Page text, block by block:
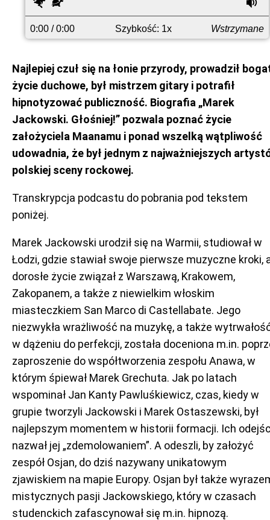
przodu
Szybciej
0:00 / 0:00 Szybkość: 1x Wstrzymane
Najlepiej czuł się na łonie przyrody, prowadził
życie duchowe, był mistrzem gitary i potrafił
hipnotyzować publiczność. Biografia „Marek
Jackowski. Głośniej!” pozwala poznać życie
założyciela Maanamu i ponad wszelką wątpliwość
udowadnia, że był jednym z najważniejszych
polskiej sceny rockowej.
Transkrypcja podcastu do pobrania pod tekstem
poniżej.
Marek Jackowski urodził się na Warmii, studiował w
Łodzi, gdzie stawiał swoje pierwsze muzyczne kroki,
dorosłe życie związał z Warszawą, Krakowem,
Zakopanem, a także z niewielkim włoskim
miasteczkiem San Marco di Castellabate. Jego
niezwykła wrażliwość na muzykę, a także
w dążeniu do perfekcji, została doceniona m.in.
zaproszenie do współtworzenia zespołu Anawa, w
którym śpiewał Marek Grechuta. Jak po latach
wspominał Jan Kanty Pawluśkiewicz, czas, kiedy w
grupie tworzyli Jackowski i Marek Ostaszewski, był
najlepszym momentem w historii formacji. Ich
nazwał jej „zdemolowaniem”. A odeszli, by założyć
zespół Osjan, do dziś nazywany unikatowym
zjawiskiem na mapie Europy. Osjan był także
mistycznych pasji Jackowskiego, który w czasach
studenckich zafascynował się m.in. hipnozą.